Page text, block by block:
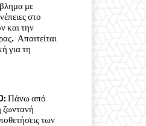
με
στο
και την
Απαιτείται
για τη
Πάνω από
των